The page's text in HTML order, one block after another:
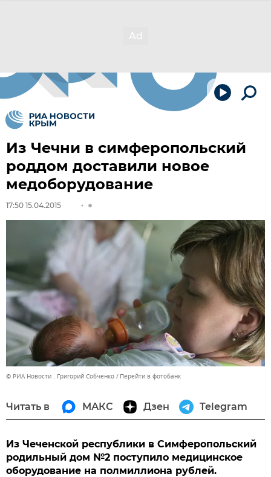
Из Чечни в симферопольский
роддом доставили новое
медоборудование
17:50 15.04.2015
© РИА Новости . Григорий Собченко Перейти в фотобанк
Читать в МАКС Дзен Telegram
Из Чеченской республики в Симферопольский
родильный дом №2 поступило медицинское
оборудование на полмиллиона рублей.